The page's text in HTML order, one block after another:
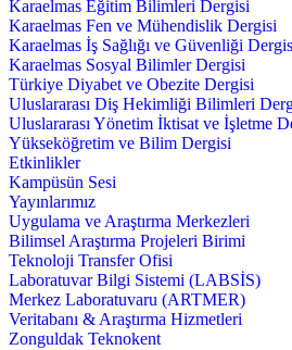
Karaelmas Eğitim Bilimleri Dergisi
Karaelmas Fen ve Mühendislik Dergisi
Karaelmas İş Sağlığı ve Güvenliği
Karaelmas Sosyal Bilimler Dergisi
Türkiye Diyabet ve Obezite Dergisi
Uluslararası Diş Hekimliği Bilimleri
Uluslararası Yönetim İktisat ve İşletme
Yükseköğretim ve Bilim Dergisi
Etkinlikler
Kampüsün Sesi
Yayınlarımız
Uygulama ve Araştırma Merkezleri
Bilimsel Araştırma Projeleri Birimi
Teknoloji Transfer Ofisi
Laboratuvar Bilgi Sistemi (LABSİS)
Merkez Laboratuvaru (ARTMER)
Veritabanı & Araştırma Hizmetleri
Zonguldak Teknokent